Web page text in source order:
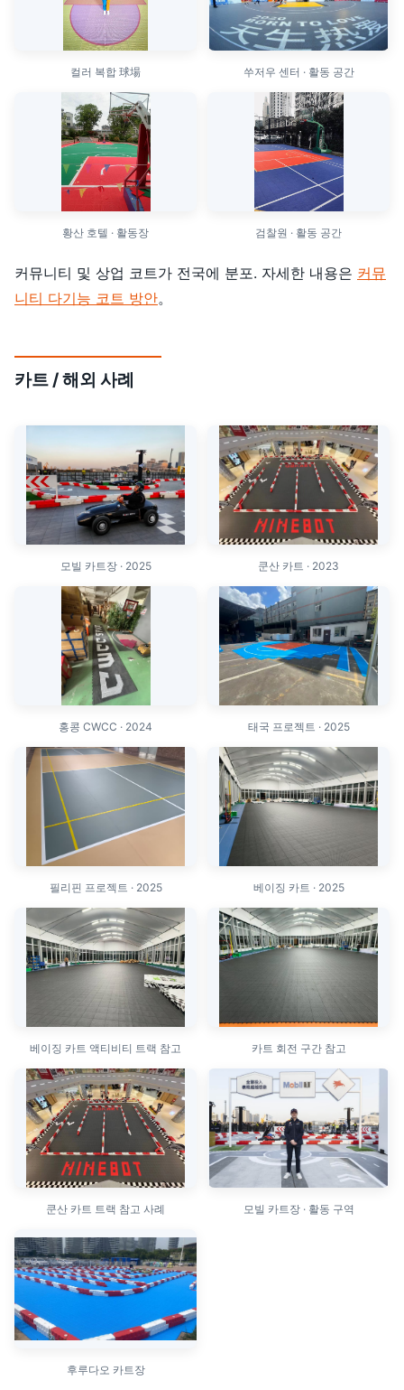
컬러 복합 球場 쑤저우 센터 · 활동 공간
황산 호텔 · 활동장 검찰원 · 활동 공간
커뮤니티 및 상업 코트가 전국에 분포. 자세한 내용은 커뮤
니티 다기능 코트 방안。
카트 / 해외 사례
모빌 카트장 · 2025 쿤산 카트 · 2023
홍콩 CWCC · 2024 태국 프로젝트 · 2025
필리핀 프로젝트 · 2025 베이징 카트 · 2025
베이징 카트 액티비티 트랙 참고 카트 회전 구간 참고
쿤산 카트 트랙 참고 사례 모빌 카트장 · 활동 구역
후루다오 카트장